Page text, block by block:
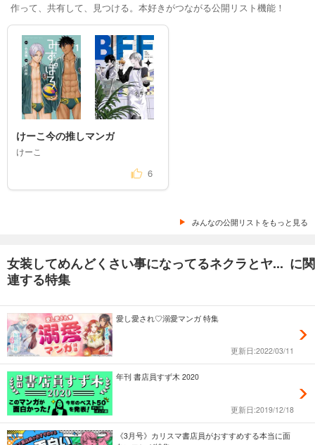
作って、共有して、見つける。本好きがつながる公開リスト機能！
けーこ今の推しマンガ
けーこ
6
みんなの公開リストをもっと見る
女装してめんどくさい事になってるネクラとヤ... に関
連する特集
愛し愛され♡溺愛マンガ 特集
更新日:2022/03/11
年刊 書店員すず木 2020
更新日:2019/12/18
《3月号》カリスマ書店員がおすすめする本当に面